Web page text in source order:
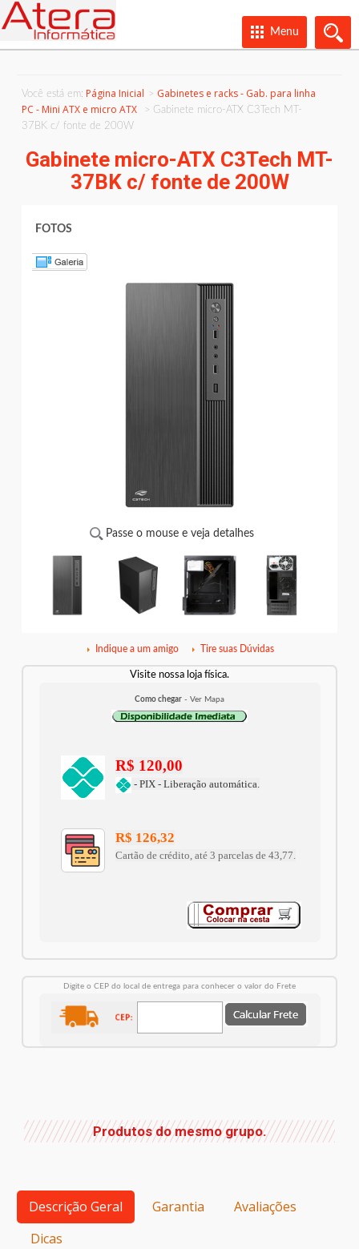
Menu
Você está em: Página Inicial
Gabinetes e racks - Gab. para linha
PC - Mini ATX e micro ATX
Gabinete micro-ATX C3Tech MT-
37BK c/ fonte de 200W
Gabinete micro-ATX C3Tech MT-
37BK c/ fonte de 200W
FOTOS
Passe o mouse e veja detalhes
Indique a um amigo Tire suas Dúvidas
Visite nossa loja física.
Como chegar - Ver Mapa
R$ 120,00
- PIX - Liberação automática.
R$ 126,32
Cartão de crédito, até 3 parcelas de 43,77.
Digite o CEP do local de entrega para conhecer o valor do Frete
Produtos do mesmo grupo.
Descrição Geral Garantia
Avaliações
Dicas